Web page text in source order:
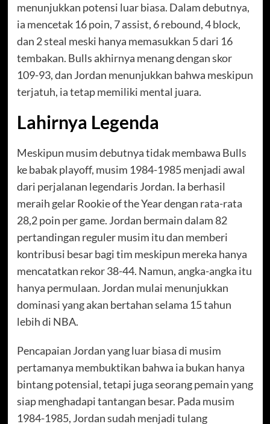
menunjukkan potensi luar biasa. Dalam debutnya,
ia mencetak 16 poin, 7 assist, 6 rebound, 4 block,
dan 2 steal meski hanya memasukkan 5 dari 16
tembakan. Bulls akhirnya menang dengan skor
109-93, dan Jordan menunjukkan bahwa meskipun
terjatuh, ia tetap memiliki mental juara.
Lahirnya Legenda
Meskipun musim debutnya tidak membawa Bulls
ke babak playoff, musim 1984-1985 menjadi awal
dari perjalanan legendaris Jordan. Ia berhasil
meraih gelar Rookie of the Year dengan rata-rata
28,2 poin per game. Jordan bermain dalam 82
pertandingan reguler musim itu dan memberi
kontribusi besar bagi tim meskipun mereka hanya
mencatatkan rekor 38-44. Namun, angka-angka itu
hanya permulaan. Jordan mulai menunjukkan
dominasi yang akan bertahan selama 15 tahun
lebih di NBA.
Pencapaian Jordan yang luar biasa di musim
pertamanya membuktikan bahwa ia bukan hanya
bintang potensial, tetapi juga seorang pemain yang
siap menghadapi tantangan besar. Pada musim
1984-1985, Jordan sudah menjadi tulang